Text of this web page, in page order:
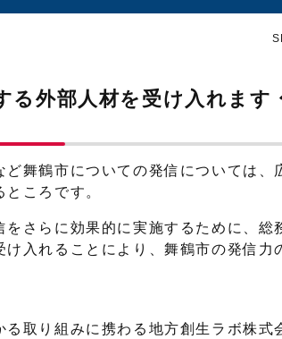
る外部人材を受け入れます
ど舞鶴市についての発信については
ころです。
をさらに効果的に実施するために、
入れることにより、舞鶴市の発信力
る取り組みに携わる地方創生ラボ株